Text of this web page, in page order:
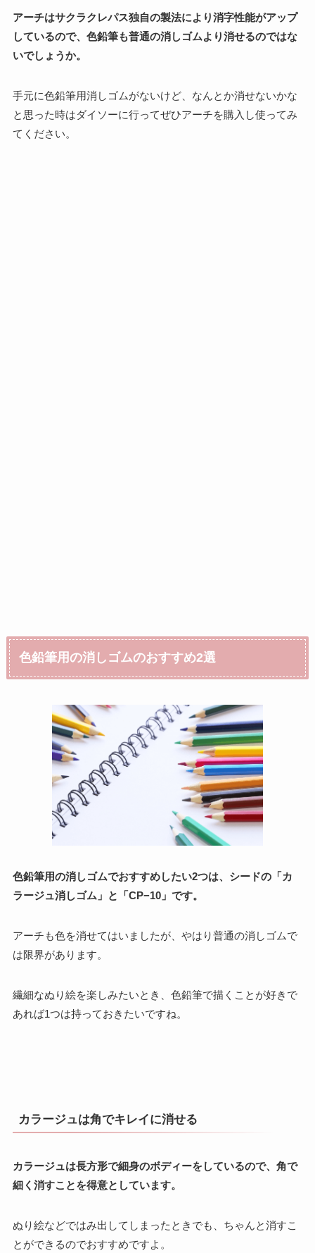
アーチはサクラクレパス独自の製法により消字性能がアップ
しているので、色鉛筆も普通の消しゴムより消せるのではな
いでしょうか。
手元に色鉛筆用消しゴムがないけど、なんとか消せないかな
と思った時はダイソーに行ってぜひアーチを購入し使ってみ
てください。
色鉛筆用の消しゴムのおすすめ2選
色鉛筆用の消しゴムでおすすめしたい2つは、シードの「カ
ラージュ消しゴム」と「CP−10」です。
アーチも色を消せてはいましたが、やはり普通の消しゴムで
は限界があります。
繊細なぬり絵を楽しみたいとき、色鉛筆で描くことが好きで
あれば1つは持っておきたいですね。
カラージュは角でキレイに消せる
カラージュは長方形で細身のボディーをしているので、角で
細く消すことを得意としています。
ぬり絵などではみ出してしまったときでも、ちゃんと消すこ
とができるのでおすすめですよ。